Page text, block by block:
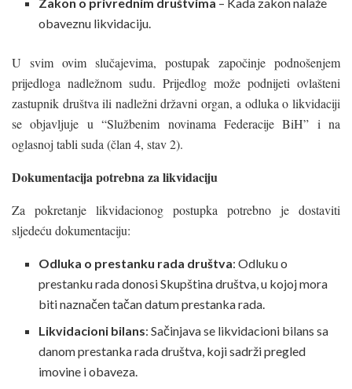
obaveznu likvidaciju.
U svim ovim slučajevima, postupak započinje podnošenjem
prijedloga nadležnom sudu. Prijedlog može podnijeti ovlašteni
zastupnik društva ili nadležni državni organ, a odluka o likvidaciji
se objavljuje u “Službenim novinama Federacije BiH” i na
oglasnoj tabli suda (član 4, stav 2).
Dokumentacija potrebna za likvidaciju
Za pokretanje likvidacionog postupka potrebno je dostaviti
sljedeću dokumentaciju:
Odluka o prestanku rada društva: Odluku o
prestanku rada donosi Skupština društva, u kojoj mora
biti naznačen tačan datum prestanka rada.
Likvidacioni bilans: Sačinjava se likvidacioni bilans sa
danom prestanka rada društva, koji sadrži pregled
imovine i obaveza.